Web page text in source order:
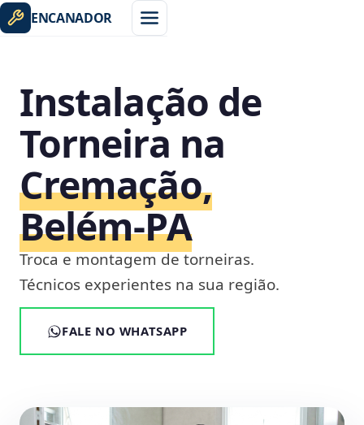
ENCANADOR
Instalação de
Torneira na
Cremação,
Belém‑PA
Troca e montagem de torneiras.
Técnicos experientes na sua região.
FALE NO WHATSAPP